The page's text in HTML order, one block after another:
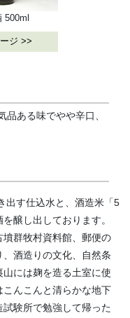
500ml
ジ >>
ある味でやや辛口、
出す仕込水と、酒造米「5
醸し出しております。
群牧村資料館、郵便の
酒造りの文化、自然条
には麹を造る土室に使
んこんと清らかな地下
験所で勉強して帰った